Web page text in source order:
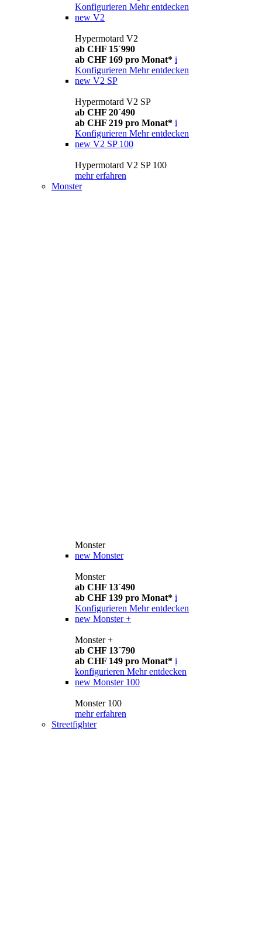
Konfigurieren Mehr entdecken
new V2
Hypermotard V2
ab CHF 15´990
ab CHF 169 pro Monat* i
Konfigurieren Mehr entdecken
new V2 SP
Hypermotard V2 SP
ab CHF 20´490
ab CHF 219 pro Monat* i
Konfigurieren Mehr entdecken
new V2 SP 100
Hypermotard V2 SP 100
mehr erfahren
Monster
Monster
new Monster
Monster
ab CHF 13´490
ab CHF 139 pro Monat* i
Konfigurieren Mehr entdecken
new Monster +
Monster +
ab CHF 13´790
ab CHF 149 pro Monat* i
konfigurieren Mehr entdecken
new Monster 100
Monster 100
mehr erfahren
Streetfighter